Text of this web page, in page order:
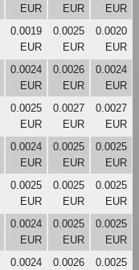
EUR
EUR
EUR
0.0019
EUR
0.0025
EUR
0.0020
EUR
0.0024
EUR
0.0026
EUR
0.0024
EUR
0.0025
EUR
0.0027
EUR
0.0027
EUR
0.0024
EUR
0.0025
EUR
0.0025
EUR
0.0025
EUR
0.0025
EUR
0.0025
EUR
0.0024
EUR
0.0025
EUR
0.0025
EUR
0.0024
0.0026
0.0025